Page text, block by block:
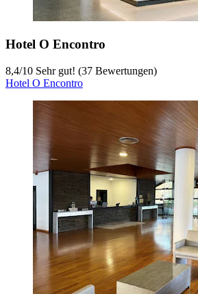
Hotel O Encontro
8,4/10 Sehr gut! (37 Bewertungen)
Hotel O Encontro